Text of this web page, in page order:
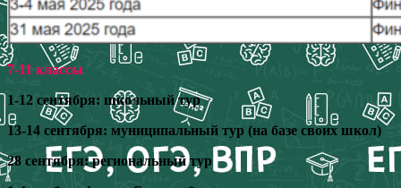
7-11 классы
1-12 сентября: школьный тур
13-14 сентября: муниципальный тур (на базе своих школ)
28 сентября: региональный тур